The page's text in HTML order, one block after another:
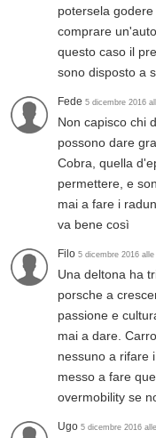
potersela
comprare
questo caso il
sono disposto a
Fede 5 dicembre 2016
Non capisco chi
possono dare
Cobra, quella
permettere, e
mai a fare i
va bene così
Filo 5 dicembre 2016 alle
Una deltona ha
porsche a
passione e
mai a dare.
nessuno a rifare
messo a fare
overmobility se
Ugo 5 dicembre 2016